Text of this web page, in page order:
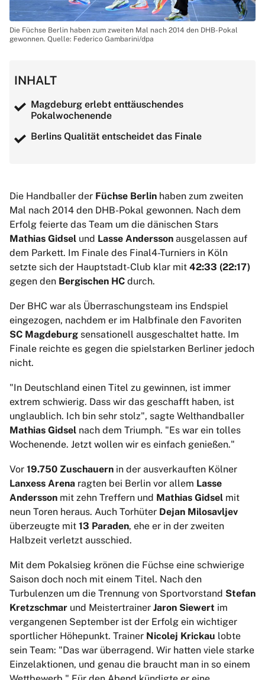
Die Füchse Berlin haben zum zweiten Mal nach 2014 den DHB-Pokal
gewonnen. Quelle: Federico Gambarini/dpa
INHALT
Magdeburg erlebt enttäuschendes
Pokalwochenende
Berlins Qualität entscheidet das Finale
Die Handballer der Füchse Berlin haben zum zweiten
Mal nach 2014 den DHB-Pokal gewonnen. Nach dem
Erfolg feierte das Team um die dänischen Stars
Mathias Gidsel und Lasse Andersson ausgelassen auf
dem Parkett. Im Finale des Final4-Turniers in Köln
setzte sich der Hauptstadt-Club klar mit 42:33 (22:17)
gegen den Bergischen HC durch.
Der BHC war als Überraschungsteam ins Endspiel
eingezogen, nachdem er im Halbfinale den Favoriten
SC Magdeburg sensationell ausgeschaltet hatte. Im
Finale reichte es gegen die spielstarken Berliner jedoch
nicht.
"In Deutschland einen Titel zu gewinnen, ist immer
extrem schwierig. Dass wir das geschafft haben, ist
unglaublich. Ich bin sehr stolz", sagte Welthandballer
Mathias Gidsel nach dem Triumph. "Es war ein tolles
Wochenende. Jetzt wollen wir es einfach genießen."
Vor 19.750 Zuschauern in der ausverkauften Kölner
Lanxess Arena ragten bei Berlin vor allem Lasse
Andersson mit zehn Treffern und Mathias Gidsel mit
neun Toren heraus. Auch Torhüter Dejan Milosavljev
überzeugte mit 13 Paraden, ehe er in der zweiten
Halbzeit verletzt ausschied.
Mit dem Pokalsieg krönen die Füchse eine schwierige
Saison doch noch mit einem Titel. Nach den
Turbulenzen um die Trennung von Sportvorstand Stefan
Kretzschmar und Meistertrainer Jaron Siewert im
vergangenen September ist der Erfolg ein wichtiger
sportlicher Höhepunkt. Trainer Nicolej Krickau lobte
sein Team: "Das war überragend. Wir hatten viele starke
Einzelaktionen, und genau die braucht man in so einem